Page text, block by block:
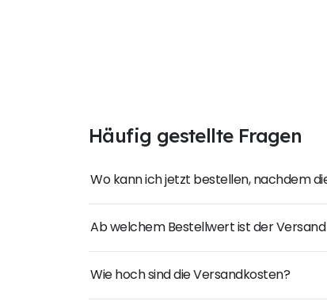
Häufig gestellte Fragen
Wo kann ich jetzt bestellen, nachdem
Ab welchem Bestellwert ist der
Wie hoch sind die Versandkosten?